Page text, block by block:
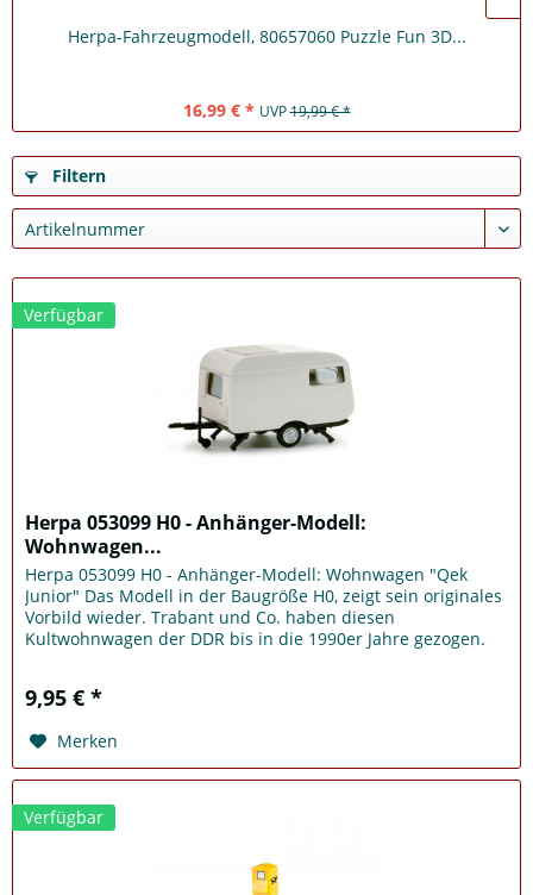
Herpa-Fahrzeugmodell, 80657060 Puzzle Fun 3D...
16,99 € * UVP19,99 € *
Filtern
Verfügbar
Herpa 053099 H0 - Anhänger-Modell:
Wohnwagen...
Herpa 053099 H0 - Anhänger-Modell: Wohnwagen "Qek
Junior" Das Modell in der Baugröße H0, zeigt sein originales
Vorbild wieder. Trabant und Co. haben diesen
Kultwohnwagen der DDR bis in die 1990er Jahre gezogen.
9,95 € *
Merken
Verfügbar